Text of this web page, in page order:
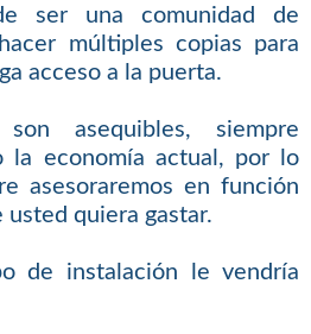
ser una comunidad de
múltiples copias para
acceso a la puerta.
asequibles, siempre
la economía actual, por lo
asesoraremos en función
quiera gastar.
de instalación le vendría